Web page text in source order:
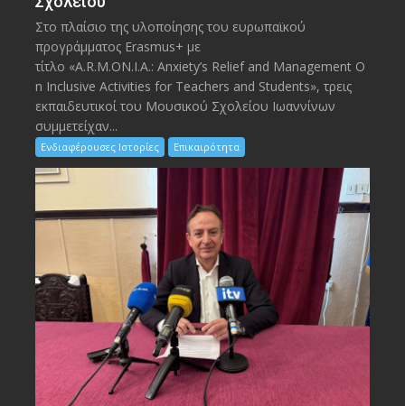
Στο πλαίσιο της υλοποίησης του ευρωπαϊκού
προγράμματος Erasmus+ με
τίτλο «A.R.M.ON.I.A.: Anxiety’s Relief and Management O
n Inclusive Activities for Teachers and Students», τρεις
εκπαιδευτικοί του Μουσικού Σχολείου Ιωαννίνων
συμμετείχαν...
Ενδιαφέρουσες Ιστορίες Επικαιρότητα